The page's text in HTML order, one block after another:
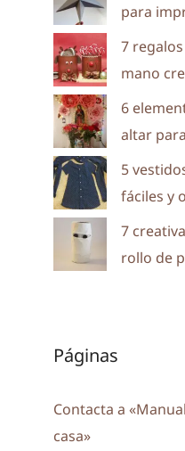
para
7
mano
6
altar
5
fáciles y
7
rollo de
Páginas
Contacta a
casa»